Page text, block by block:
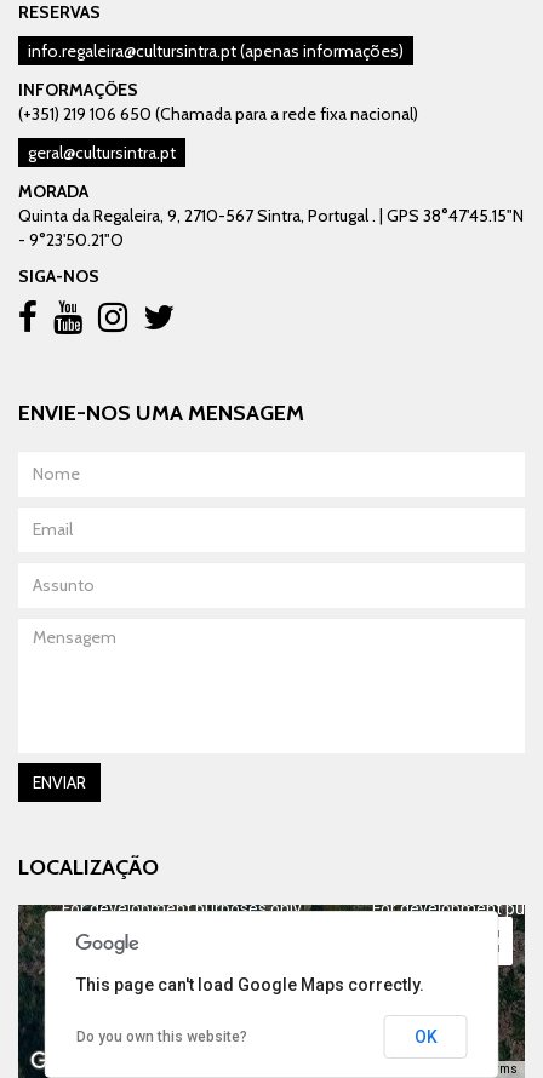
RESERVAS
info.regaleira@cultursintra.pt(apenas informações)
INFORMAÇÕES
(+351) 219 106 650 (Chamada para a rede fixa nacional)
geral@cultursintra.pt
MORADA
Quinta da Regaleira, 9, 2710-567 Sintra, Portugal . | GPS 38°47'45.15"N
- 9°23'50.21"O
SIGA-NOS
ENVIE-NOS UMA MENSAGEM
Mensagem
ENVIAR
LOCALIZAÇÃO
For development purposes only For development
Terms
This page can't load Google Maps correctly.
Do you own this website? OK